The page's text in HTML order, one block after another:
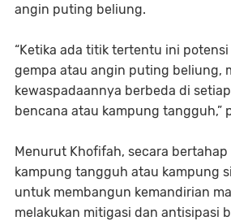
angin puting beliung.
“Ketika ada titik tertentu ini
gempa atau angin puting beliung,
kewaspadaannya berbeda di
bencana atau kampung tangguh,”
Menurut Khofifah, secara bertahap
kampung tangguh atau kampung
untuk membangun kemandirian
melakukan mitigasi dan antisipasi